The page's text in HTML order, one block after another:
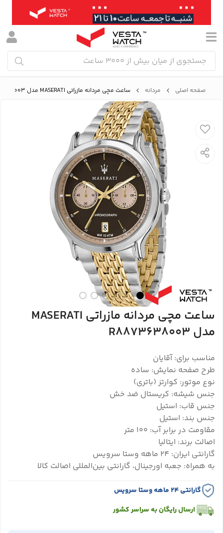
صفحه اصلی مردانه ساعت مچی مردانه مازراتی MASERATI مدل R8873638003
ساعت مچی مردانه مازراتی MASERATI
مدل R8873638003
مناسب برای: آقایان
طرح صفحه نمایش: ساده
نوع موتور: کوارتز (باتری)
جنس شیشه: کریستال ضد خش
جنس قاب: استیل
جنس بند: استیل
مقاومت در برابر آب: ۱۰۰ متر
اصالت برند: ایتالیا
گارانتی ایران: ۲۴ ماهه وستا سرویس
به همراه: جعبه اورجینال، گارانتی بین‌المللی اصالت کالا
گارانتی ۲۴ ماهه وستا سرویس
ارسال رایگان به سراسر کشور